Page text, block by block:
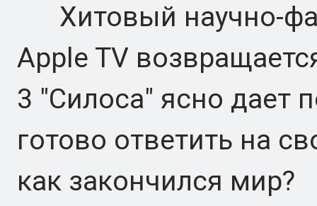
Хитовый научно-
Apple TV
3 "Силоса" ясно дает
готово ответить на
как закончился мир?